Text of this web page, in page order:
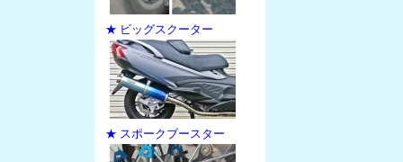
★ ビッグスクーター
★ スポークブースター